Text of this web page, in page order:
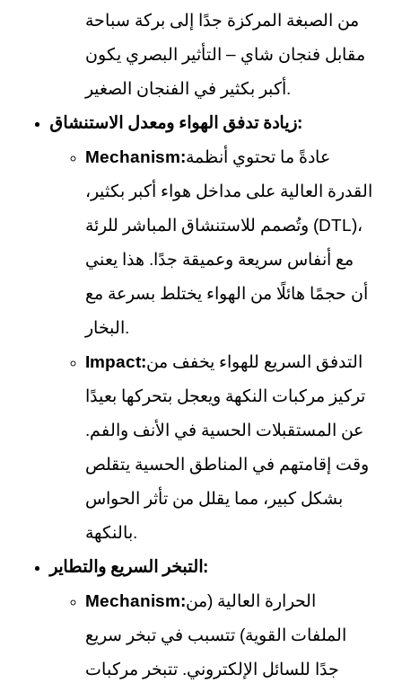
من الصبغة المركزة جدًا إلى بركة سباحة
مقابل فنجان شاي – التأثير البصري يكون
أكبر بكثير في الفنجان الصغير.
زيادة تدفق الهواء ومعدل الاستنشاق:
Mechanism:عادةً ما تحتوي أنظمة
القدرة العالية على مداخل هواء أكبر بكثير،
وتُصمم للاستنشاق المباشر للرئة (DTL)،
مع أنفاس سريعة وعميقة جدًا. هذا يعني
أن حجمًا هائلًا من الهواء يختلط بسرعة مع
البخار.
Impact:التدفق السريع للهواء يخفف من
تركيز مركبات النكهة ويعجل بتحركها بعيدًا
عن المستقبلات الحسية في الأنف والفم.
وقت إقامتهم في المناطق الحسية يتقلص
بشكل كبير، مما يقلل من تأثر الحواس
بالنكهة.
التبخر السريع والتطاير:
Mechanism:الحرارة العالية (من
الملفات القوية) تتسبب في تبخر سريع
جدًا للسائل الإلكتروني. تتبخر مركبات